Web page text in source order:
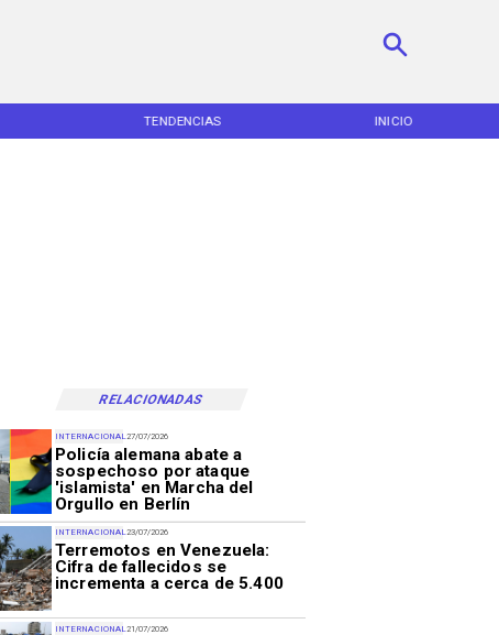
TENDENCIAS INICIO
RELACIONADAS
27/07/2026
Policía alemana abate a
sospechoso por ataque
'islamista' en Marcha del
Orgullo en Berlín
INTERNACIONAL
23/07/2026
Terremotos en Venezuela:
Cifra de fallecidos se
incrementa a cerca de 5.400
INTERNACIONAL
21/07/2026
INTERNACIONAL